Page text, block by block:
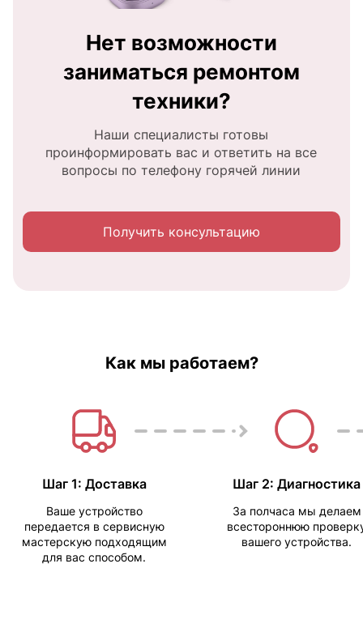
Нет возможности
заниматься ремонтом
техники?
Наши специалисты готовы
проинформировать вас и ответить на все
вопросы по телефону горячей линии
Получить консультацию
Как мы работаем?
Шаг 1: Доставка
Ваше устройство
передается в сервисную
мастерскую подходящим
для вас способом.
Шаг 2: Диагностика
За полчаса мы делаем
всестороннюю
вашего устройства.